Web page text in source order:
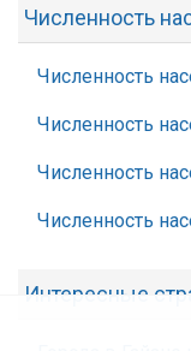
Численность
Численность
Численность
Численность
Численность
Интересные